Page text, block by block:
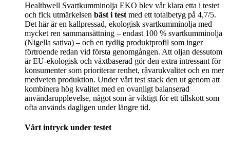
Healthwell Svartkumminolja EKO blev vår klara etta i testet
och fick utmärkelsen bäst i test med ett totalbetyg på 4,7/5.
Det här är en kallpressad, ekologisk svartkumminolja med
mycket ren sammansättning – endast 100 % svartkumminolja
(Nigella sativa) – och en tydlig produktprofil som inger
förtroende redan vid första genomgången. Att oljan dessutom
är EU-ekologisk och växtbaserad gör den extra intressant för
konsumenter som prioriterar renhet, råvarukvalitet och en mer
medveten produktion. Under vårt test stack den ut genom att
kombinera hög kvalitet med en ovanligt balanserad
användarupplevelse, något som är viktigt för ett tillskott som
ofta används dagligen under längre tid.
Vårt intryck under testet